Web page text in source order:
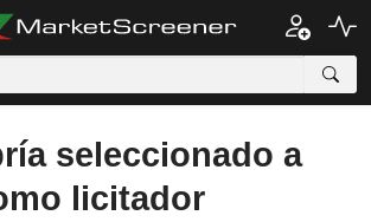
seleccionado a
licitador